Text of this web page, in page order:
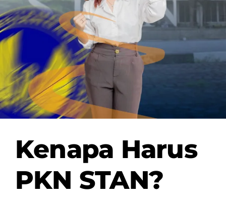
OUR PROGRAM
REGISTRATION
Kenapa Harus
PKN STAN?